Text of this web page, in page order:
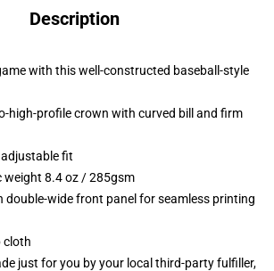
Description
with this well-constructed baseball-style
high-profile crown with curved bill and firm
fit
weight 8.4 oz / 285gsm
double-wide front panel for seamless printing
cloth
just for you by your local third-party fulfiller,